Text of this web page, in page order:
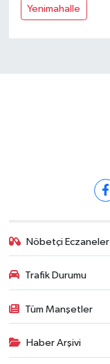
Yenimahalle
Nöbetçi Eczaneler
Trafik Durumu
Tüm Manşetler
Haber Arşivi